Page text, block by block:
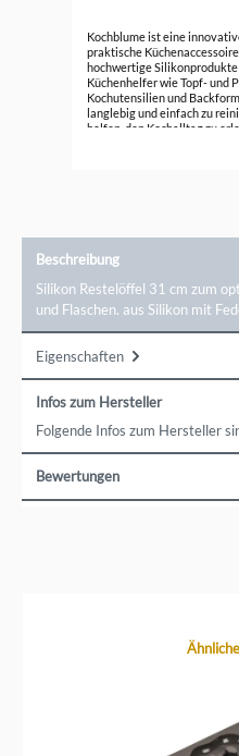
Kochblume ist eine
praktische
hochwertige
Küchenhelfer wie Topf- und
Kochutensilien und
langlebig und einfach zu
helfen, den Kochalltag zu
Beschreibung
Silikon Restelöffel 31 cm zum
und Flaschen. aus Silikon mit
Eigenschaften
Infos zum Hersteller
Folgende Infos zum Hersteller
Bewertungen
Produktgalerie überspringen